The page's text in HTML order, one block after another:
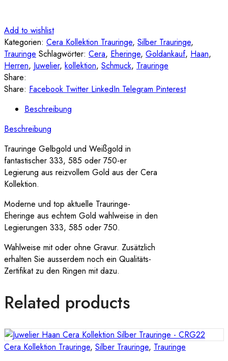
Add to wishlist
Kategorien: Cera Kollektion Trauringe, Silber Trauringe,
Trauringe Schlagwörter: Cera, Eheringe, Goldankauf, Haan,
Herren, Juwelier, kollektion, Schmuck, Trauringe
Share:
Share: Facebook Twitter LinkedIn Telegram Pinterest
Beschreibung
Beschreibung
Trauringe Gelbgold und Weißgold in
fantastischer 333, 585 oder 750-er
Legierung aus reizvollem Gold aus der Cera
Kollektion.
Moderne und top aktuelle Trauringe-
Eheringe aus echtem Gold wahlweise in den
Legierungen 333, 585 oder 750.
Wahlweise mit oder ohne Gravur. Zusätzlich
erhalten Sie ausserdem noch ein Qualitäts-
Zertifikat zu den Ringen mit dazu.
Related products
Cera Kollektion Trauringe, Silber Trauringe, Trauringe